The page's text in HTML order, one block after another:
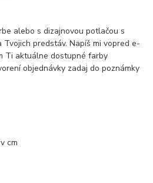
alebo s dizajnovou potlačou s
predstáv. Napíš mi vopred e-
Ti aktuálne dostupné farby
objednávky zadaj do poznámky
cm